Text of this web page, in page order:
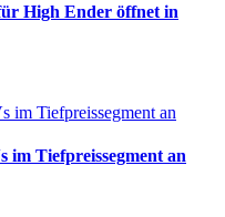
High Ender öffnet in
Tiefpreissegment an